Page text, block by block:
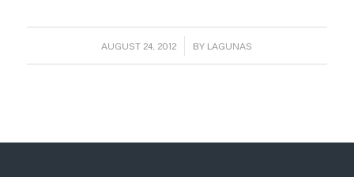
AUGUST 24, 2012
/ BY LAGUNAS